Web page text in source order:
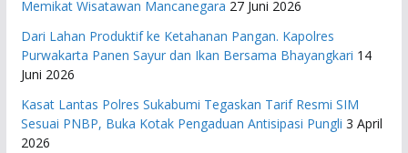
Memikat Wisatawan Mancanegara 27 Juni 2026
Dari Lahan Produktif ke Ketahanan Pangan. Kapolres
Purwakarta Panen Sayur dan Ikan Bersama Bhayangkari 14
Juni 2026
Kasat Lantas Polres Sukabumi Tegaskan Tarif Resmi SIM
Sesuai PNBP, Buka Kotak Pengaduan Antisipasi Pungli 3 April
2026